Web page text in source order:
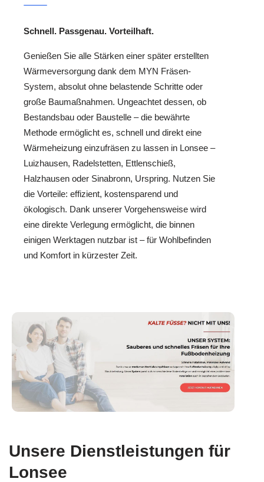
Schnell. Passgenau. Vorteilhaft.
Genießen Sie alle Stärken einer später erstellten
Wärmeversorgung dank dem MYN Fräsen-
System, absolut ohne belastende Schritte oder
große Baumaßnahmen. Ungeachtet dessen, ob
Bestandsbau oder Baustelle – die bewährte
Methode ermöglicht es, schnell und direkt eine
Wärmeheizung einzufräsen zu lassen in Lonsee –
Luizhausen, Radelstetten, Ettlenschieß,
Halzhausen oder Sinabronn, Urspring. Nutzen Sie
die Vorteile: effizient, kostensparend und
ökologisch. Dank unserer Vorgehensweise wird
eine direkte Verlegung ermöglicht, die binnen
einigen Werktagen nutzbar ist – für Wohlbefinden
und Komfort in kürzester Zeit.
Unsere Dienstleistungen für
Lonsee